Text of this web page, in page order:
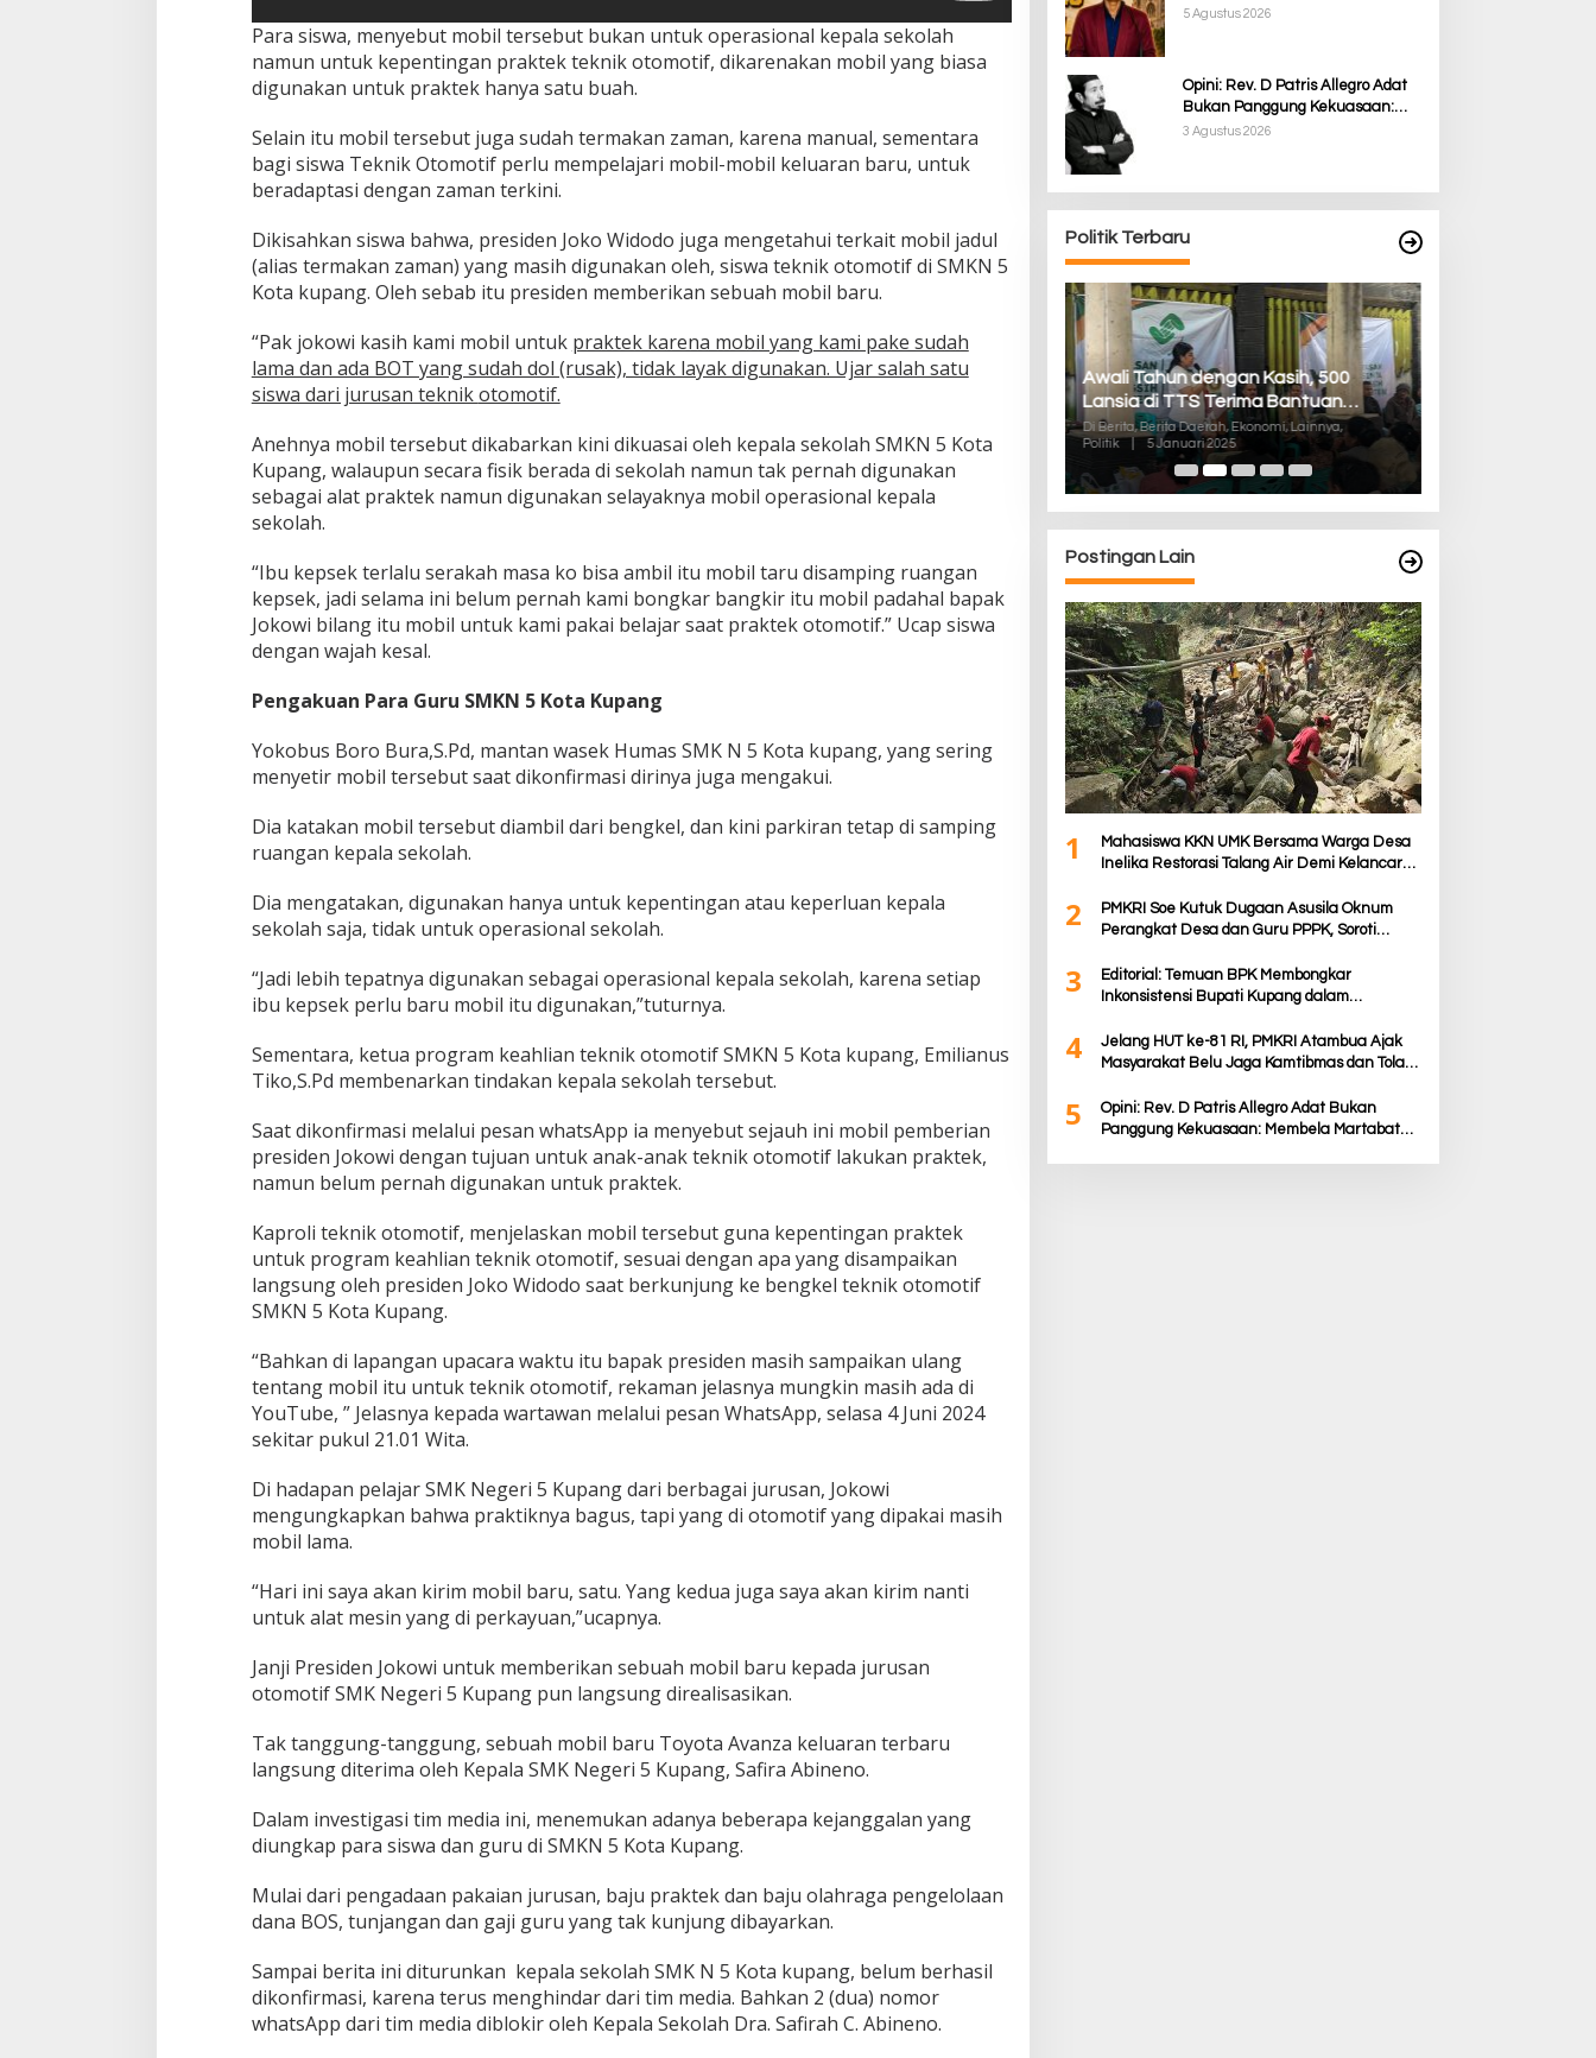
Para siswa, menyebut mobil tersebut bukan untuk operasional kepala sekolah
namun untuk kepentingan praktek teknik otomotif, dikarenakan mobil yang biasa
digunakan untuk praktek hanya satu buah.
Selain itu mobil tersebut juga sudah termakan zaman, karena manual, sementara
bagi siswa Teknik Otomotif perlu mempelajari mobil-mobil keluaran baru, untuk
beradaptasi dengan zaman terkini.
Dikisahkan siswa bahwa, presiden Joko Widodo juga mengetahui terkait mobil jadul
(alias termakan zaman) yang masih digunakan oleh, siswa teknik otomotif di SMKN 5
Kota kupang. Oleh sebab itu presiden memberikan sebuah mobil baru.
“Pak jokowi kasih kami mobil untuk praktek karena mobil yang kami pake sudah
lama dan ada BOT yang sudah dol (rusak), tidak layak digunakan. Ujar salah satu
siswa dari jurusan teknikotomotif.
Anehnya mobil tersebut dikabarkan kini dikuasai oleh kepala sekolah SMKN 5 Kota
Kupang, walaupun secara fisik berada di sekolah namun tak pernah digunakan
sebagai alat praktek namun digunakan selayaknya mobil operasional kepala
sekolah.
“Ibu kepsek terlalu serakah masa ko bisa ambil itu mobil taru disamping ruangan
kepsek, jadi selama ini belum pernah kami bongkar bangkir itu mobil padahal bapak
Jokowi bilang itu mobil untuk kami pakai belajar saat praktek otomotif.” Ucap siswa
dengan wajah kesal.
Pengakuan Para Guru SMKN 5 Kota Kupang
Yokobus Boro Bura,S.Pd, mantan wasek Humas SMK N 5 Kota kupang, yang sering
menyetir mobil tersebut saat dikonfirmasi dirinya juga mengakui.
Dia katakan mobil tersebut diambil dari bengkel, dan kini parkiran tetap di samping
ruangan kepala sekolah.
Dia mengatakan, digunakan hanya untuk kepentingan atau keperluan kepala
sekolah saja, tidak untuk operasional sekolah.
“Jadi lebih tepatnya digunakan sebagai operasional kepala sekolah, karena setiap
ibu kepsek perlu baru mobil itu digunakan,”tuturnya.
Sementara, ketua program keahlian teknik otomotif SMKN 5 Kota kupang, Emilianus
Tiko,S.Pd membenarkan tindakan kepala sekolah tersebut.
Saat dikonfirmasi melalui pesan whatsApp ia menyebut sejauh ini mobil pemberian
presiden Jokowi dengan tujuan untuk anak-anak teknik otomotif lakukan praktek,
namun belum pernah digunakan untuk praktek.
Kaproli teknik otomotif, menjelaskan mobil tersebut guna kepentingan praktek
untuk program keahlian teknik otomotif, sesuai dengan apa yang disampaikan
langsung oleh presiden Joko Widodo saat berkunjung ke bengkel teknik otomotif
SMKN 5 Kota Kupang.
“Bahkan di lapangan upacara waktu itu bapak presiden masih sampaikan ulang
tentang mobil itu untuk teknik otomotif, rekaman jelasnya mungkin masih ada di
YouTube, ” Jelasnya kepada wartawan melalui pesan WhatsApp, selasa 4 Juni 2024
sekitar pukul 21.01 Wita.
Di hadapan pelajar SMK Negeri 5 Kupang dari berbagai jurusan, Jokowi
mengungkapkan bahwa praktiknya bagus, tapi yang di otomotif yang dipakai masih
mobil lama.
“Hari ini saya akan kirim mobil baru, satu. Yang kedua juga saya akan kirim nanti
untuk alat mesin yang di perkayuan,”ucapnya.
Janji Presiden Jokowi untuk memberikan sebuah mobil baru kepada jurusan
otomotif SMK Negeri 5 Kupang pun langsung direalisasikan.
Tak tanggung-tanggung, sebuah mobil baru Toyota Avanza keluaran terbaru
langsung diterima oleh Kepala SMK Negeri 5 Kupang, Safira Abineno.
Dalam investigasi tim media ini, menemukan adanya beberapa kejanggalan yang
diungkap para siswa dan guru di SMKN 5 Kota Kupang.
Mulai dari pengadaan pakaian jurusan, baju praktek dan baju olahraga pengelolaan
dana BOS, tunjangan dan gaji guru yang tak kunjung dibayarkan.
Sampai berita ini diturunkan kepala sekolah SMK N 5 Kota kupang, belum berhasil
dikonfirmasi, karena terus menghindar dari tim media. Bahkan 2 (dua) nomor
whatsApp dari tim media diblokir oleh Kepala Sekolah Dra. Safirah C. Abineno.
Jaga Kamtibmas dan Tolak
5 Agustus 2026
Opini: Rev. D Patris Allegro Adat
Bukan Panggung Kekuasaan:
Membela Martabat Timor dari
3 Agustus 2026
Politik Terbaru
Rayakan HUT ke-52, DPD Provinsi
Januari 2025
Awali Tahun dengan Kasih, 500
Lansia di TTS Terima Bantuan
Sembako dari Yayasan YNS
Di Berita, Berita Daerah, Ekonomi, Lainnya,
Politik
5 Januari 2025
Postingan Lain
1
Mahasiswa KKN UMK Bersama Warga Desa
Inelika Restorasi Talang Air Demi Kelancaran
2
PMKRI Soe Kutuk Dugaan Asusila Oknum
Perangkat Desa dan Guru PPPK, Soroti
3
Editorial: Temuan BPK Membongkar
Inkonsistensi Bupati Kupang dalam
4
Jelang HUT ke-81 RI, PMKRI Atambua Ajak
Masyarakat Belu Jaga Kamtibmas dan Tolak
5
Opini: Rev. D Patris Allegro Adat Bukan
Panggung Kekuasaan: Membela Martabat